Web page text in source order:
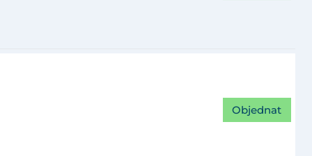
Objednat